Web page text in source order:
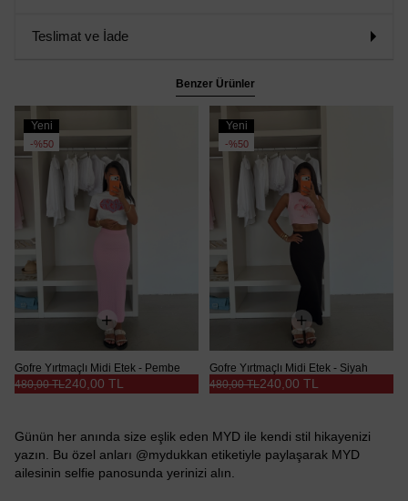
Teslimat ve İade
Benzer Ürünler
Yeni
Ürün
%50
Gofre Yırtmaçlı Midi Etek - Pembe
240,00 TL
480,00 TL
Yeni
Ürün
%50
Gofre Yırtmaçlı Midi Etek - Siyah
240,00 TL
480,00 TL
Günün her anında size eşlik eden MYD ile kendi stil hikayenizi
yazın. Bu özel anları @mydukkan etiketiyle paylaşarak MYD
ailesinin selfie panosunda yerinizi alın.